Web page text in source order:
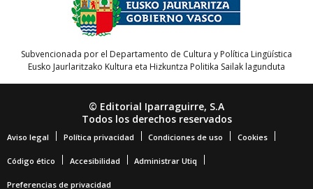
Subvencionada por el Departamento de Cultura y Política Lingüística
Eusko Jaurlaritzako Kultura eta Hizkuntza Politika Sailak lagunduta
© Editorial Iparraguirre, S.A
Todos los derechos reservados
Aviso legal Política privacidad Condiciones de uso Cookies
Código ético Accesibilidad Administrar Utiq
Preferencias de privacidad